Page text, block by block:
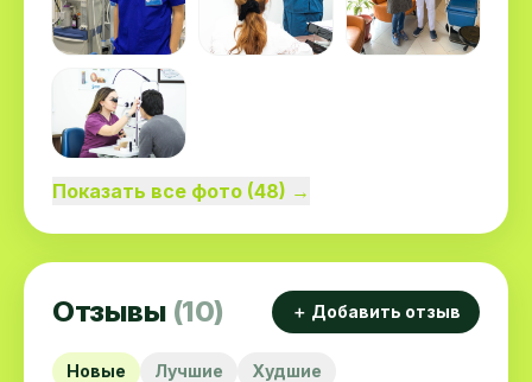
Показать все фото (48) →
Отзывы (10) ＋ Добавить отзыв
Новые Лучшие Худшие